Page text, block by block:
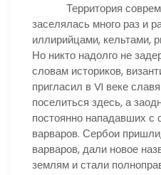
Территория
заселялась много раз и
иллирийцами, кельтами,
Но никто надолго не
словам историков,
пригласил в VI веке
поселиться здесь, а
постоянно нападавших с
варваров. Сербои
варваров, дали новое
землям и стали